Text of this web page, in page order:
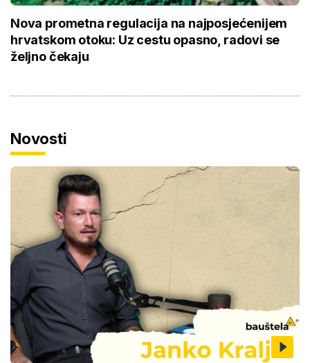
Nova prometna regulacija na najposjećenijem
hrvatskom otoku: Uz cestu opasno, radovi se
željno čekaju
Novosti